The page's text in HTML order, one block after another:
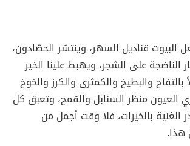
قناديل السهر، وينتشر الحصّادون،
الناضجة على الشجر، ويهبط علينا الخير
بالتفاح والبطيخ والكمثرى والكرز والخوخ
منظر السنابل والقمح، وتعبق كل
الغنية بالخيرات، فلا وقت أجمل من
هذا.